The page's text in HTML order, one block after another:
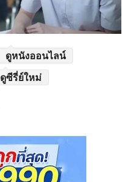
ดูหนังออนไลน์
ดูซีรี่ย์ใหม่